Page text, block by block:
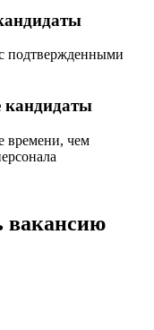
подтвержденными
кандидаты
времени, чем
вакансию